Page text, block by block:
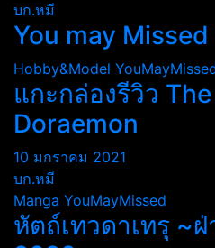
บก.หมี
You may Missed
Hobby&Model
แกะกล่องรีวิว
Doraemon
10 มกราคม 2021
บก.หมี
Manga YouMayMissed
หัตถ์เทวดาเทรุ ~